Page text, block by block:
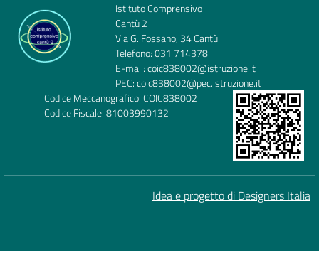
Istituto Comprensivo
Cantù 2
Via G. Fossano, 34 Cantù
Telefono: 031 714378
E-mail: coic838002@istruzione.it
PEC: coic838002@pec.istruzione.it
Codice Meccanografico: COIC838002
Codice Fiscale: 81003990132
Idea e progetto di Designers Italia